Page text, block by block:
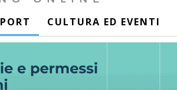
CULTURA ED EVENTI